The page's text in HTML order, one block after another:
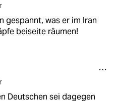
gespannt, was er im Iran
beiseite räumen!
Deutschen sei dagegen